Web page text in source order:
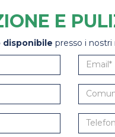
E
disponibile presso i nostri